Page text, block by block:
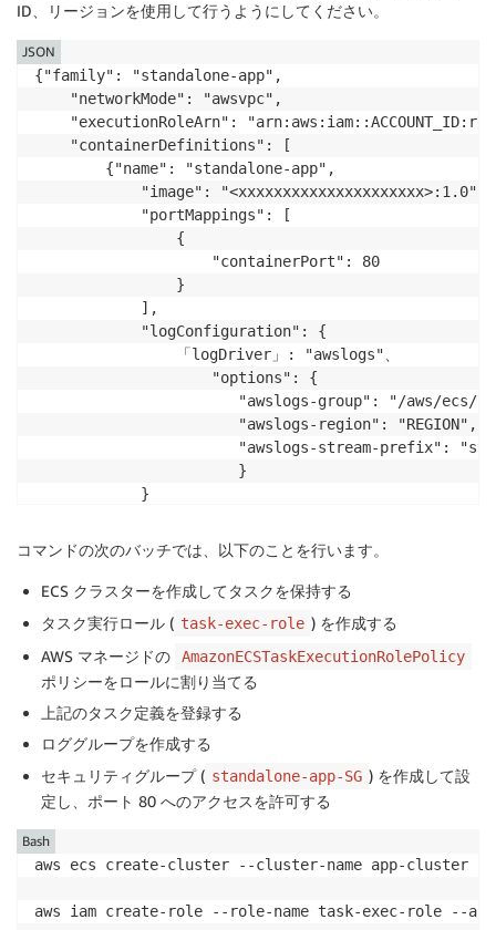
ID、リージョンを使用して行うようにしてください。
{"family": "standalone-app",
    "networkMode": "awsvpc",
"executionRoleArn":
    "containerDefinitions": [
        {"name": "standalone-app",
            "image": "<xxxxxxxxxxxxxxxxxxxxx>:1.0",
            "portMappings": [
                {
                    "containerPort": 80
                }
            ],
            "logConfiguration": {
                「logDriver」: "awslogs"、
                    "options": {
"awslogs-group": "/aws/ecs/
                       "awslogs-region": "REGION",
"awslogs-stream-prefix":
                       }
            }
    ],
    "requiresCompatibilities": [
        "FARGATE",
    ],
    "cpu": "256",
    "memory": "512"
JSON
コマンドの次のバッチでは、以下のことを行います。
ECS クラスターを作成してタスクを保持する
タスク実行ロール ( task-exec-role ) を作成する
AWS マネージドの
AmazonECSTaskExecutionRolePolicy
ポリシーをロールに割り当てる
上記のタスク定義を登録する
ロググループを作成する
セキュリティグループ ( standalone-app-SG ) を作成して設
定し、ポート 80 へのアクセスを許可する
aws ecs create-cluster --cluster-name app-cluster
aws iam create-role --role-name task-exec-role --
Bash